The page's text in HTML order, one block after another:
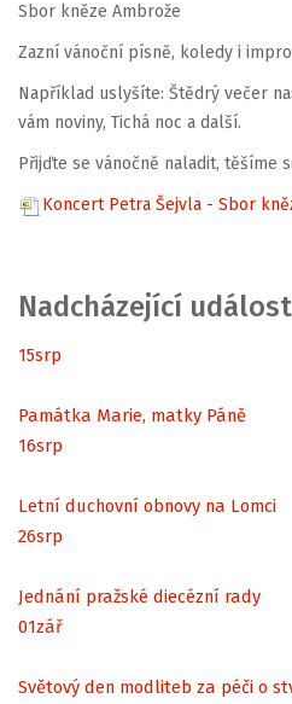
Sbor kněze Ambrože
Zazní vánoční písně, koledy i
Například uslyšíte: Štědrý večer
vám noviny, Tichá noc a další.
Přijďte se vánočně naladit, těšíme
Koncert Petra Šejvla - Sbor
Nadcházející
15srp
Památka Marie, matky Páně
16srp
Letní duchovní obnovy na Lomci
26srp
Jednání pražské diecézní rady
01zář
Světový den modliteb za péči o